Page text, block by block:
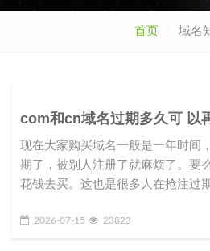
首页 域名
com和cn域名过期多久可 以
现在大家购买域名一般是一年时间
期了，被别人注册了就麻烦了。要
花钱去买。这也是很多人在抢注过
2026-07-15 23823